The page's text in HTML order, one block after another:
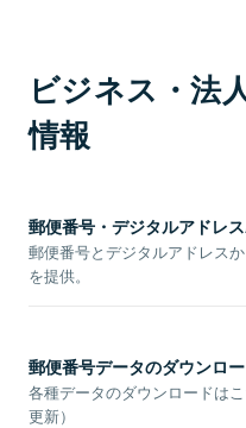
ビジネス・法
情報
郵便番号・デジタルアドレ
郵便番号とデジタルアドレス
を提供。
郵便番号データのダウンロ
各種データのダウンロードは
更新）